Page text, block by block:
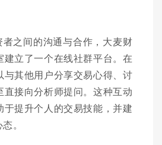
者之间的沟通与合作，大麦财
建立了一个在线社群平台。在
与其他用户分享交易心得、讨
直接向分析师提问。这种互动
于提升个人的交易技能，并建
。